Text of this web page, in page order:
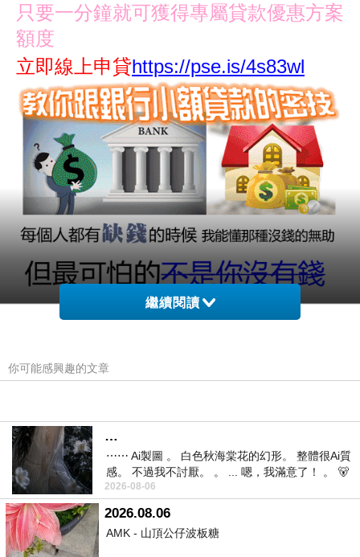
只要一分鐘就可獲得專屬貸款優惠方案
額度
立即線上申貸https://pse.is/4s83wl
繼續閱讀
你可能感興趣的文章
…
⋯⋯ Ai製圖 。 白色秋海棠花的幻形。 整體很Ai質
感。 不過我不討厭。 。 ... 嗯，我滿意了！ 。 🐻
昨中
2026-08-06
2026.08.06
AMK - 山頂公仔波板糖